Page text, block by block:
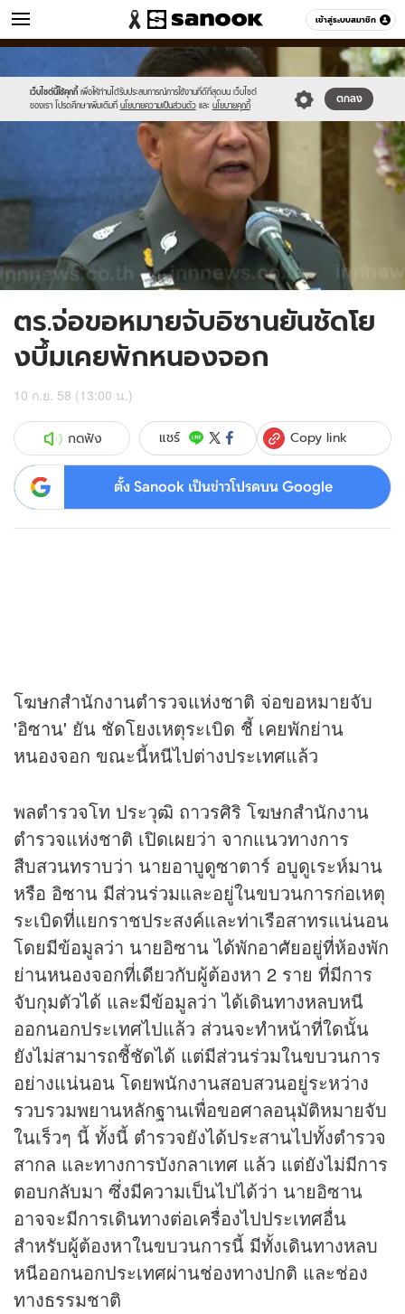
เข้าสู่ระบบสมาชิก
ข่าว หมวดอื่นๆ
เว็บไซต์นี้ใช้คุกกี้ เพื่อให้ท่านได้รับประสบการณ์การใช้งานที่ดีที่สุดบน เว็บไซต์
ของเรา โปรดศึกษาเพิ่มเติมที่ นโยบายความเป็นส่วนตัว และ นโยบายคุกกี้
ตกลง
//s.isanook.com/sr/0/images/logo-
new-
sanook.png
//s.isanook.com/ns/0/ud/372/1863078/644965-
01.jpg
ตร.จ่อขอหมายจับอิซานยันชัดโย
งบึ้มเคยพักหนองจอก
10 ก.ย. 58 (13:00 น.)
กดฟัง แชร์ Copy link
ตั้ง Sanook เป็นข่าวโปรดบน Google
โฆษกสำนักงานตำรวจแห่งชาติ จ่อขอหมายจับ
'อิซาน' ยัน ชัดโยงเหตุระเบิด ชี้ เคยพักย่าน
หนองจอก ขณะนี้หนีไปต่างประเทศแล้ว
พลตำรวจโท ประวุฒิ ถาวรศิริ โฆษกสำนักงาน
ตำรวจแห่งชาติ เปิดเผยว่า จากแนวทางการ
สืบสวนทราบว่า นายอาบูดูซาตาร์ อบูดูเระห์มาน
หรือ อิซาน มีส่วนร่วมและอยู่ในขบวนการก่อเหตุ
ระเบิดที่แยกราชประสงค์และท่าเรือสาทรแน่นอน
โดยมีข้อมูลว่า นายอิซาน ได้พักอาศัยอยู่ที่ห้องพัก
ย่านหนองจอกที่เดียวกับผู้ต้องหา 2 ราย ที่มีการ
จับกุมตัวได้ และมีข้อมูลว่า ได้เดินทางหลบหนี
ออกนอกประเทศไปแล้ว ส่วนจะทำหน้าที่ใดนั้น
ยังไม่สามารถชี้ชัดได้ แต่มีส่วนร่วมในขบวนการ
อย่างแน่นอน โดยพนักงานสอบสวนอยู่ระหว่าง
รวบรวมพยานหลักฐานเพื่อขอศาลอนุมัติหมายจับ
ในเร็วๆ นี้ ทั้งนี้ ตำรวจยังได้ประสานไปทั้งตำรวจ
สากล และทางการบังกลาเทศ แล้ว แต่ยังไม่มีการ
ตอบกลับมา ซึ่งมีความเป็นไปได้ว่า นายอิซาน
อาจจะมีการเดินทางต่อเครื่องไปประเทศอื่น
สำหรับผู้ต้องหาในขบวนการนี้ มีทั้งเดินทางหลบ
หนีออกนอกประเทศผ่านช่องทางปกติ และช่อง
ทางธรรมชาติ